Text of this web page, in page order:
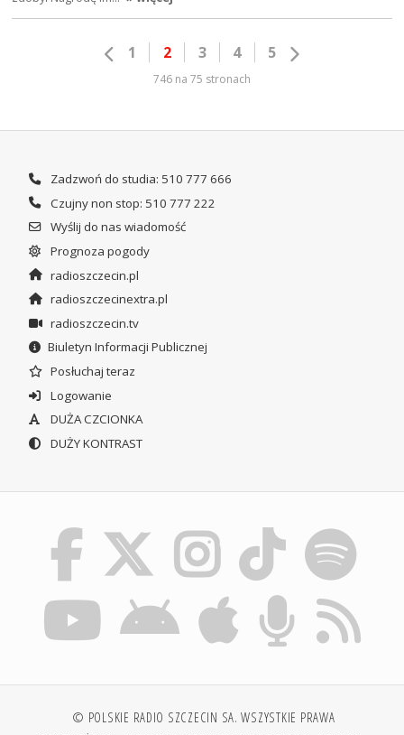
1 2 3 4 5
746 na 75 stronach
Zadzwoń do studia: 510 777 666
Czujny non stop: 510 777 222
Wyślij do nas wiadomość
Prognoza pogody
radioszczecin.pl
radioszczecinextra.pl
radioszczecin.tv
Biuletyn Informacji Publicznej
Posłuchaj teraz
Logowanie
DUŻA CZCIONKA
DUŻY KONTRAST
© POLSKIE RADIO SZCZECIN SA. WSZYSTKIE PRAWA